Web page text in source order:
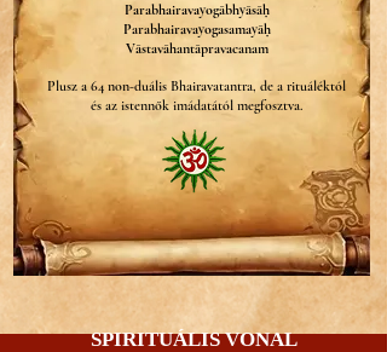
Parabhairavayogābhyāsāḥ
Parabhairavayogasamayāḥ
Vāstavāhantāpravacanam
Plusz a 64 non-duális Bhairavatantra, de a rituáléktól
és az istennők imádatától megfosztva.
SPIRITUÁLIS VONAL